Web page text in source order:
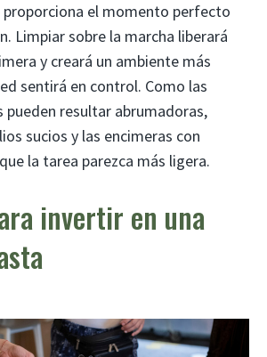
proporciona el momento perfecto
Limpiar sobre la marcha liberará
y creará un ambiente más
sentirá en control. Como las
pueden resultar abrumadoras,
sucios y las encimeras con
la tarea parezca más ligera.
invertir en una